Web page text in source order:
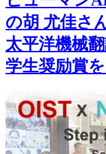
の胡 尤佳さ
太平洋機械
学生奨励賞